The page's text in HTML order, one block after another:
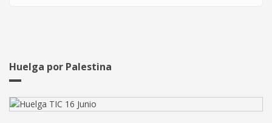
Huelga por Palestina